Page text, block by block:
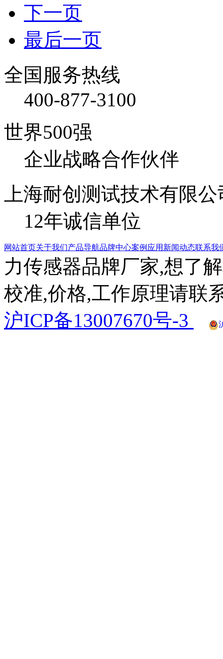
下一页
最后一页
全国服务热线
400-877-3100
世界500强
企业战略合作伙伴
上海耐创测试技术有限公
12年诚信单位
网站首页关于我们产品导航品牌中心案例应用 新闻动态联系我
力传感器品牌厂家,想了
校准,价格,工作原理请联
沪ICP备13007670号-3